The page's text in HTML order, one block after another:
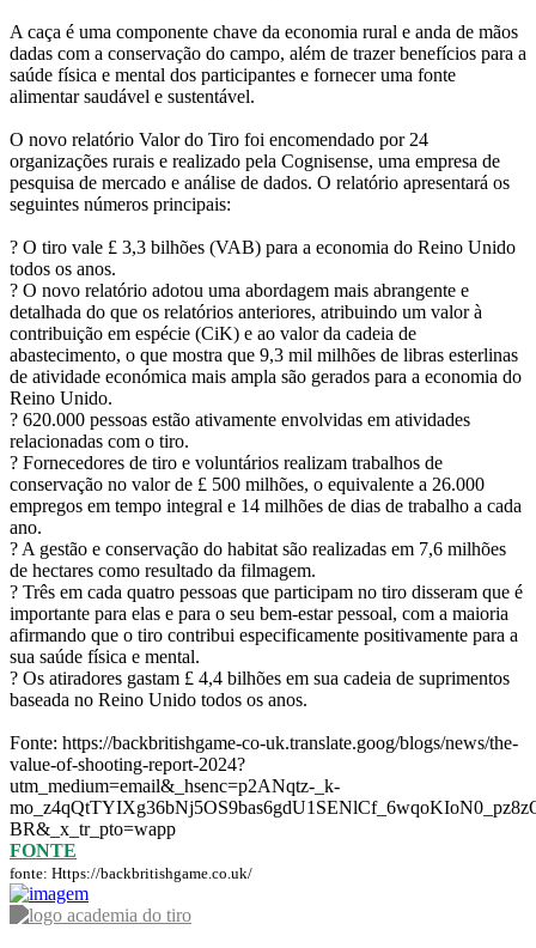
A caça é uma componente chave da economia rural e anda de mãos
dadas com a conservação do campo, além de trazer benefícios para a
saúde física e mental dos participantes e fornecer uma fonte
alimentar saudável e sustentável.
O novo relatório Valor do Tiro foi encomendado por 24
organizações rurais e realizado pela Cognisense, uma empresa de
pesquisa de mercado e análise de dados. O relatório apresentará os
seguintes números principais:
? O tiro vale £ 3,3 bilhões (VAB) para a economia do Reino Unido
todos os anos.
? O novo relatório adotou uma abordagem mais abrangente e
detalhada do que os relatórios anteriores, atribuindo um valor à
contribuição em espécie (CiK) e ao valor da cadeia de
abastecimento, o que mostra que 9,3 mil milhões de libras esterlinas
de atividade económica mais ampla são gerados para a economia do
Reino Unido.
? 620.000 pessoas estão ativamente envolvidas em atividades
relacionadas com o tiro.
? Fornecedores de tiro e voluntários realizam trabalhos de
conservação no valor de £ 500 milhões, o equivalente a 26.000
empregos em tempo integral e 14 milhões de dias de trabalho a cada
ano.
? A gestão e conservação do habitat são realizadas em 7,6 milhões
de hectares como resultado da filmagem.
? Três em cada quatro pessoas que participam no tiro disseram que é
importante para elas e para o seu bem-estar pessoal, com a maioria
afirmando que o tiro contribui especificamente positivamente para a
sua saúde física e mental.
? Os atiradores gastam £ 4,4 bilhões em sua cadeia de suprimentos
baseada no Reino Unido todos os anos.
Fonte: https://backbritishgame-co-uk.translate.goog/blogs/news/the-
value-of-shooting-report-2024?
utm_medium=email&_hsenc=p2ANqtz-_k-
BR&_x_tr_pto=wapp
FONTE
fonte: Https://backbritishgame.co.uk/